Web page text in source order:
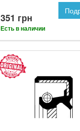
351 грн
Есть в наличии